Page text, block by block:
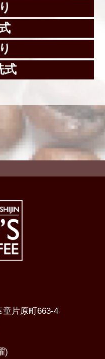
式
童片原町663-4
)